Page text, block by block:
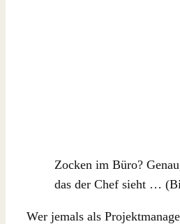
Zocken im Büro?
das der Chef sieht …
Wer jemals als